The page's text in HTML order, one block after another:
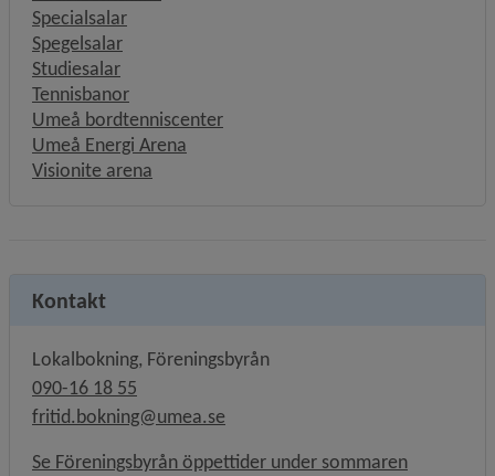
Specialsalar
Spegelsalar
Studiesalar
Tennisbanor
Umeå bordtenniscenter
Umeå Energi Arena
Visionite arena
Kontakt
Lokalbokning, Föreningsbyrån
090-16 18 55
fritid.bokning@umea.se
Se Föreningsbyrån öppettider under sommaren